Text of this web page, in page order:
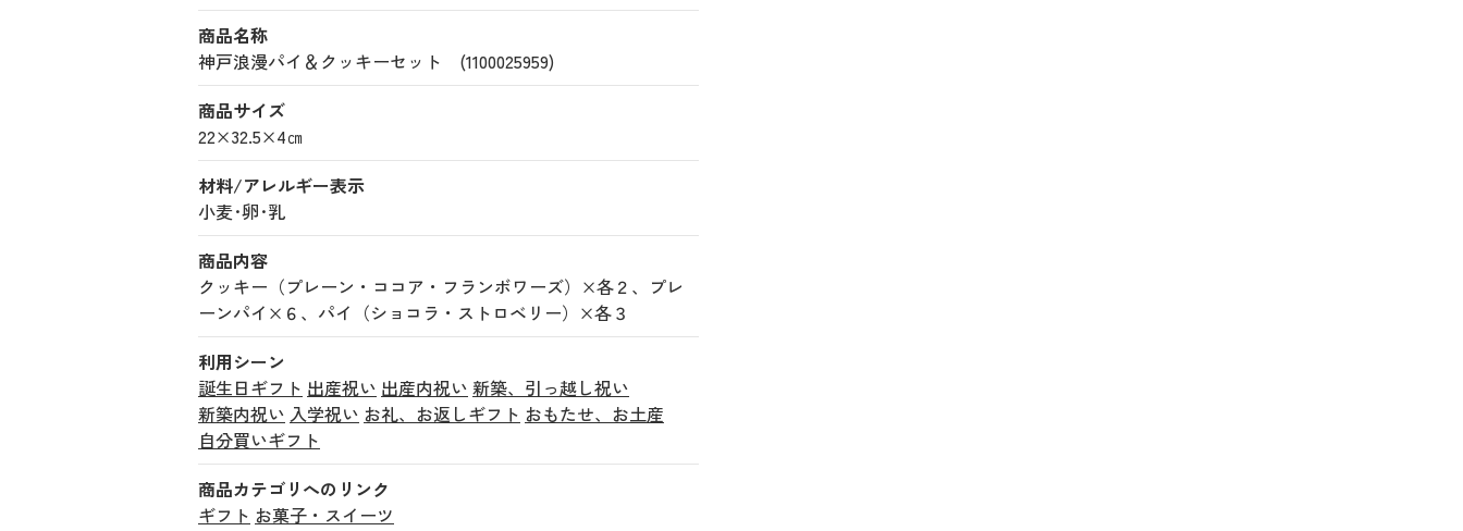
商品名称
神戸浪漫パイ＆クッキーセット (1100025959)
商品サイズ
22×32.5×4㎝
材料/アレルギー表示
小麦･卵･乳
商品内容
クッキー（プレーン・ココア・フランボワーズ）×各２、プレ
ーンパイ×６、パイ（ショコラ・ストロベリー）×各３
利用シーン
誕生日ギフト 出産祝い 出産内祝い 新築、引っ越し祝い
新築内祝い 入学祝い お礼、お返しギフト おもたせ、お土産
自分買いギフト
商品カテゴリへのリンク
ギフト お菓子・スイーツ